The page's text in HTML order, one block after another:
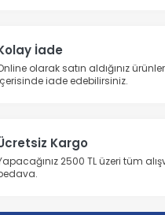
İade
olarak satın aldığınız
iade edebilirsiniz.
Kargo
2500 TL üzeri tüm